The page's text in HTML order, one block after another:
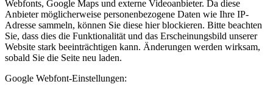
Webfonts, Google Maps und externe Videoanbieter. Da diese
Anbieter möglicherweise personenbezogene Daten wie Ihre IP-
Adresse sammeln, können Sie diese hier blockieren. Bitte beachten
Sie, dass dies die Funktionalität und das Erscheinungsbild unserer
Website stark beeinträchtigen kann. Änderungen werden wirksam,
sobald Sie die Seite neu laden.
Google Webfont-Einstellungen: